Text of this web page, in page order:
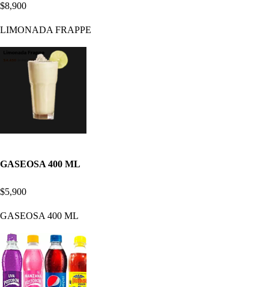
$8,900
LIMONADA FRAPPE
GASEOSA 400 ML
$5,900
GASEOSA 400 ML